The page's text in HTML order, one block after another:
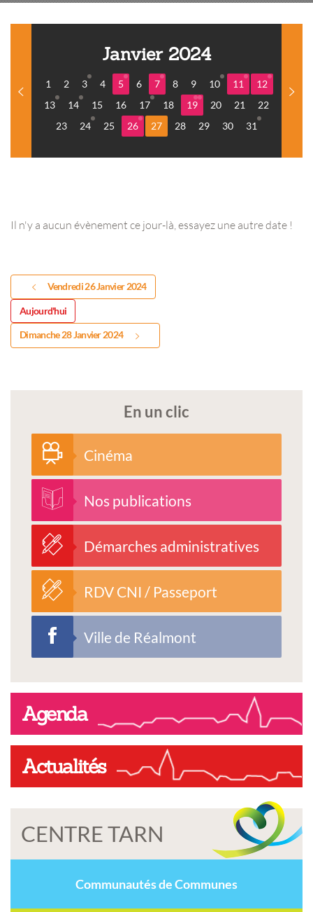
Janvier 2024
1 2 3 4 5 6 7 8 9 10 11
12
13
14 15 16 17 18 19 20 21
22
23
24 25 26 27 28 29 30 31
Il n'y a aucun évènement ce jour-là, essayez une autre date !
Vendredi 26 Janvier 2024
Aujourd'hui
Dimanche 28 Janvier 2024
En un clic
Cinéma
Nos publications
Démarches administratives
RDV CNI / Passeport
Ville de Réalmont
Agenda
Actualités
CENTRE TARN
Communautés de Communes